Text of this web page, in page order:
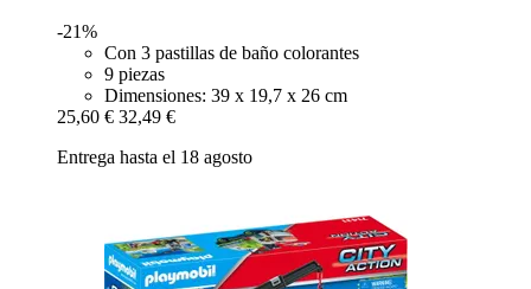
-21%
Con 3 pastillas de baño colorantes
9 piezas
Dimensiones: 39 x 19,7 x 26 cm
25,60 € 32,49 €
Entrega hasta el 18 agosto